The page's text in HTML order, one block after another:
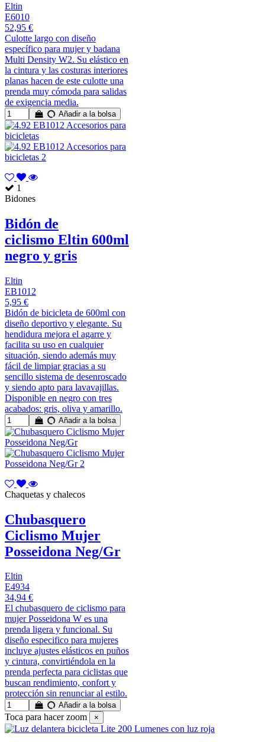
Eltin
E6010
52,95 €
Culotte largo con diseño
específico para mujer y badana
Multi Density W2. Su elástico en
la cintura y las costuras interiores
planas hacen de este culotte una
prenda muy cómoda para salidas
de exigencia media.
Añadir a la bolsa
1
Bidones
Bidón de
ciclismo Eltin 600ml
negro y gris
Eltin
EB1012
5,95 €
Bidón de bicicleta de 600ml con
diseño deportivo y elegante. Su
hendidura mejora el agarre y
facilita su uso en cualquier
situación, siendo además muy
fácil de limpiar gracias a su
sencillo sistema de desenroscado
y siendo apto para lavavajillas.
Disponible en negro con tres
acabados: gris, oliva y amarillo.
Añadir a la bolsa
Chaquetas y chalecos
Chubasquero
Ciclismo Mujer
Posseidona Neg/Gr
Eltin
E4934
34,94 €
El chubasquero de ciclismo para
mujer Posseidona W es una
prenda ligera y funcional. Su
diseño especifico para mujeres
incluye ajustes elásticos en puños
y cintura, convirtiéndola en la
prenda perfecta para ciclistas que
buscan rendimiento, confort y
protección sin renunciar al estilo.
Añadir a la bolsa
Toca para hacer zoom ×